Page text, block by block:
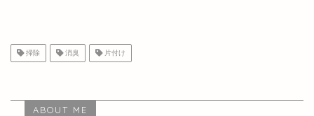
掃除 消臭 片付け
ABOUT ME